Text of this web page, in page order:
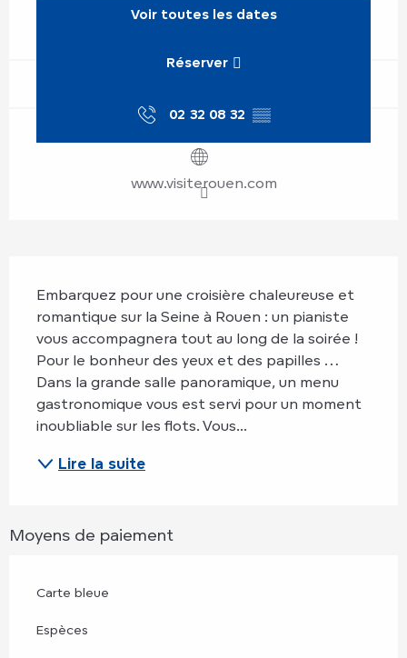
Voir toutes les dates
Réserver
02 32 08 32 ▒▒
www.visiterouen.com
Embarquez pour une croisière chaleureuse et
romantique sur la Seine à Rouen : un pianiste
vous accompagnera tout au long de la soirée !
Pour le bonheur des yeux et des papilles …
Dans la grande salle panoramique, un menu
gastronomique vous est servi pour un moment
inoubliable sur les flots. Vous...
Lire la suite
Moyens de paiement
Carte bleue
Espèces